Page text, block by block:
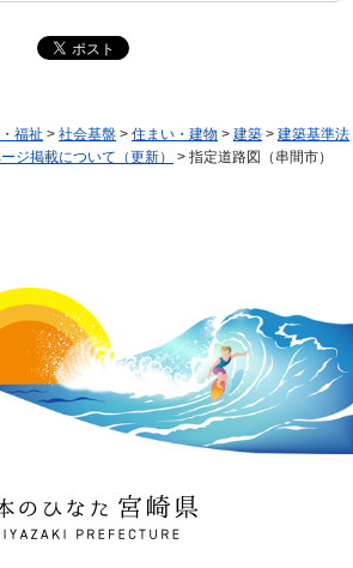
福祉 > 社会基盤 > 住まい・建物 > 建築 > 建築基準法
ジ掲載について（更新）
> 指定道路図（串間市）
のひなた 宮崎県
PREFECTURE